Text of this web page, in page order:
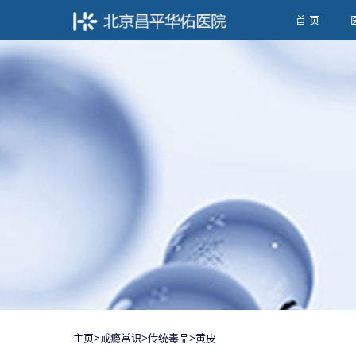
首 页
主页>戒瘾常识>传统毒品>黄皮